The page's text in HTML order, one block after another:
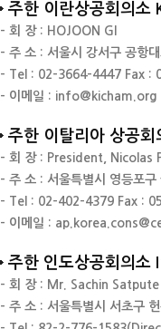
주한 이란상공회의
- 회 장 : HOJOON GI
- 주 소 : 서울시 강서구 공항
- Tel : 02-3664-4447 Fax :
- 이메일 : info@kicham.org
주한 이탈리아 상공
- 회 장 : President, Nicolas
- 주 소 : 서울특별시 영등포
- Tel : 02-402-4379 Fax :
- 이메일 :
주한 인도상공회의
- 회 장 : Mr. Sachin Satpute
- 주 소 : 서울특별시 서초구